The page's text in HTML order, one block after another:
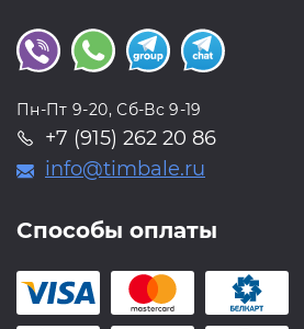
Пн-Пт 9-20, Сб-Вс 9-19
+7 (915) 262 20 86
info@timbale.ru
Способы оплаты